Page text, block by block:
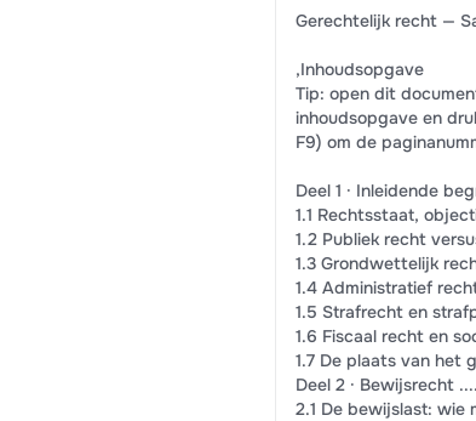
Gerechtelijk recht —
,Inhoudsopgave
Tip: open dit
inhoudsopgave en
F9) om de
Deel 1 · Inleidende
1.1 Rechtsstaat,
1.2 Publiek recht
1.3 Grondwettelijk
1.4 Administratief
1.5 Strafrecht en
1.6 Fiscaal recht en
1.7 De plaats van het
Deel 2 · Bewijsrecht
2.1 De bewijslast: wie